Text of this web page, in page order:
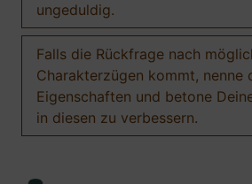
ungeduldig.
Falls die Rückfrage nach
Charakterzügen kommt, nenne
Eigenschaften und betone
in diesen zu verbessern.